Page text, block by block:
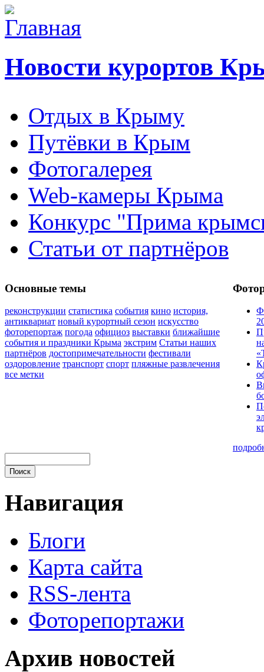
Новости курортов
Отдых в Крыму
Путёвки в Крым
Фотогалерея
Web-камеры Крыма
Конкурс "Прима
Статьи от партнёров
Основные темы
реконструкции статистика события кино история,
антиквариат новый курортный сезон искусство
фоторепортаж погода официоз выставки ближайшие
события и праздники Крыма экстрим Статьи наших
партнёров достопримечательности фестивали
оздоровление транспорт спорт пляжные развлечения
все метки
Навигация
Блоги
Карта сайта
RSS-лента
Фоторепортажи
Архив новостей